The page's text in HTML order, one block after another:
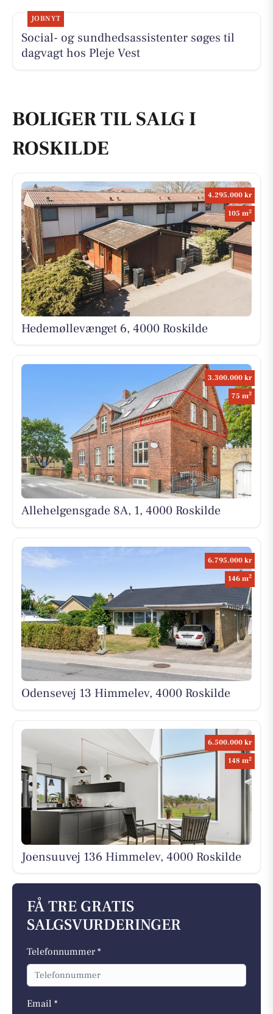
JOBNYT
Social- og sundhedsassistenter søges til
dagvagt hos Pleje Vest
BOLIGER TIL SALG I
ROSKILDE
4.295.000 kr
105 m2
Hedemøllevænget 6, 4000 Roskilde
3.300.000 kr
75 m2
Allehelgensgade 8A, 1, 4000 Roskilde
6.795.000 kr
146 m2
Odensevej 13 Himmelev, 4000 Roskilde
6.500.000 kr
148 m2
Joensuuvej 136 Himmelev, 4000 Roskilde
FÅ TRE GRATIS
SALGSVURDERINGER
Telefonnummer *
Email *